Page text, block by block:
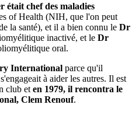
était chef des maladies
of Health (NIH, que l'on peut
la santé), et il a bien connu le Dr
inactivé, et le Dr
oral.
International parce qu'il
à aider les autres. Il est
club et en 1979, il rencontra le
Clem Renouf.